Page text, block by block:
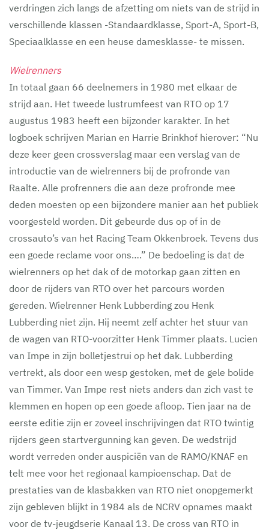
verdringen zich langs de afzetting om niets van de strijd in
verschillende klassen -Standaardklasse, Sport-A, Sport-B,
Speciaalklasse en een heuse damesklasse- te missen.
Wielrenners
In totaal gaan 66 deelnemers in 1980 met elkaar de
strijd aan. Het tweede lustrumfeest van RTO op 17
augustus 1983 heeft een bijzonder karakter. In het
logboek schrijven Marian en Harrie Brinkhof hierover: “Nu
deze keer geen crossverslag maar een verslag van de
introductie van de wielrenners bij de profronde van
Raalte. Alle profrenners die aan deze profronde mee
deden moesten op een bijzondere manier aan het publiek
voorgesteld worden. Dit gebeurde dus op of in de
crossauto’s van het Racing Team Okkenbroek. Tevens dus
een goede reclame voor ons….” De bedoeling is dat de
wielrenners op het dak of de motorkap gaan zitten en
door de rijders van RTO over het parcours worden
gereden. Wielrenner Henk Lubberding zou Henk
Lubberding niet zijn. Hij neemt zelf achter het stuur van
de wagen van RTO-voorzitter Henk Timmer plaats. Lucien
van Impe in zijn bolletjestrui op het dak. Lubberding
vertrekt, als door een wesp gestoken, met de gele bolide
van Timmer. Van Impe rest niets anders dan zich vast te
klemmen en hopen op een goede afloop. Tien jaar na de
eerste editie zijn er zoveel inschrijvingen dat RTO twintig
rijders geen startvergunning kan geven. De wedstrijd
wordt verreden onder auspiciën van de RAMO/KNAF en
telt mee voor het regionaal kampioenschap. Dat de
prestaties van de klasbakken van RTO niet onopgemerkt
zijn gebleven blijkt in 1984 als de NCRV opnames maakt
voor de tv-jeugdserie Kanaal 13. De cross van RTO in